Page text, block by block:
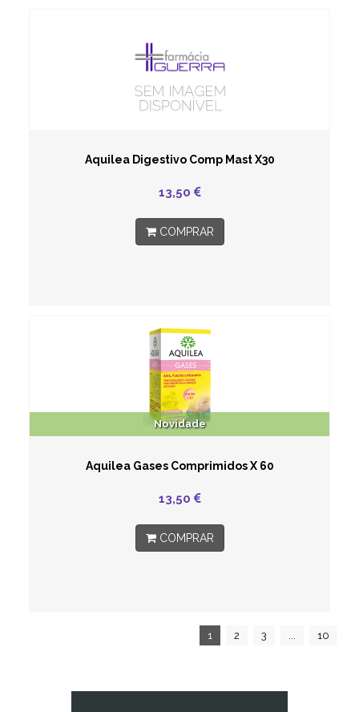
Aquilea Digestivo Comp Mast X30
13,50
COMPRAR
Novidade
Aquilea Gases Comprimidos X 60
13,50
COMPRAR
1 2 3 10